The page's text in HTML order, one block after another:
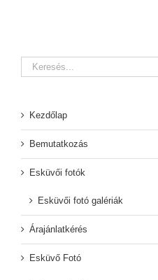
Keresés...
Kezdőlap
Bemutatkozás
Esküvői fotók
Esküvői fotó galériák
Árajánlatkérés
Esküvő Fotó